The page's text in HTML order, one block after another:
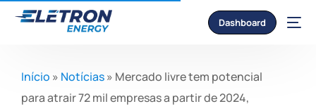
Dashboard
Início » Notícias» Mercado livre tem potencial
para atrair 72 mil empresas a partir de 2024,